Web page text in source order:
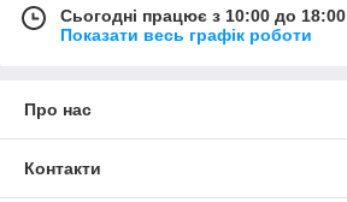
Сьогодні працює з 10:00 до 18:00
Показати весь графік роботи
Про нас
Контакти